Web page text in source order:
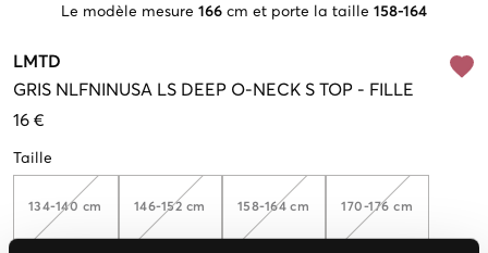
Le modèle mesure 166 cm et porte la taille 158-164
LMTD
GRIS NLFNINUSA LS DEEP O-NECK S TOP - FILLE
16 €
Taille
134-140 cm 146-152 cm 158-164 cm 170-176 cm